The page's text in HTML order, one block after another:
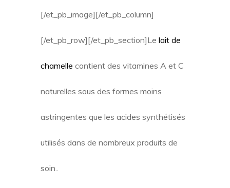
[/et_pb_image][/et_pb_column]
[/et_pb_row][/et_pb_section]Le lait de
chamelle contient des vitamines A et C
naturelles sous des formes moins
astringentes que les acides synthétisés
utilisés dans de nombreux produits de
soin..